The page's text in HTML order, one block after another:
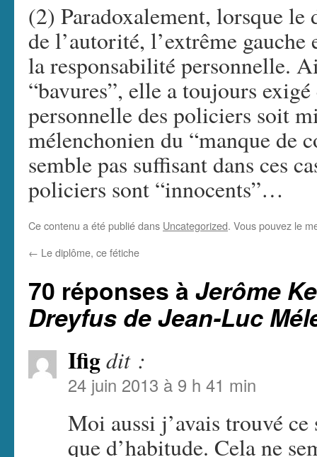
(2) Paradoxalement, lorsque le
de l’autorité, l’extrême
la responsabilité personnelle.
“bavures”, elle a toujours
personnelle des policiers soit
mélenchonien du “manque de
semble pas suffisant dans ces
policiers sont “innocents”…
Ce contenu a été publié dans Uncategorized. Vous pouvez le
← Le diplôme, ce fétiche
70 réponses à Jerôme
Dreyfus de Jean-Luc
Ifigdit :
24 juin 2013 à 9 h 41 min
Moi aussi j’avais trouvé
que d’habitude. Cela ne